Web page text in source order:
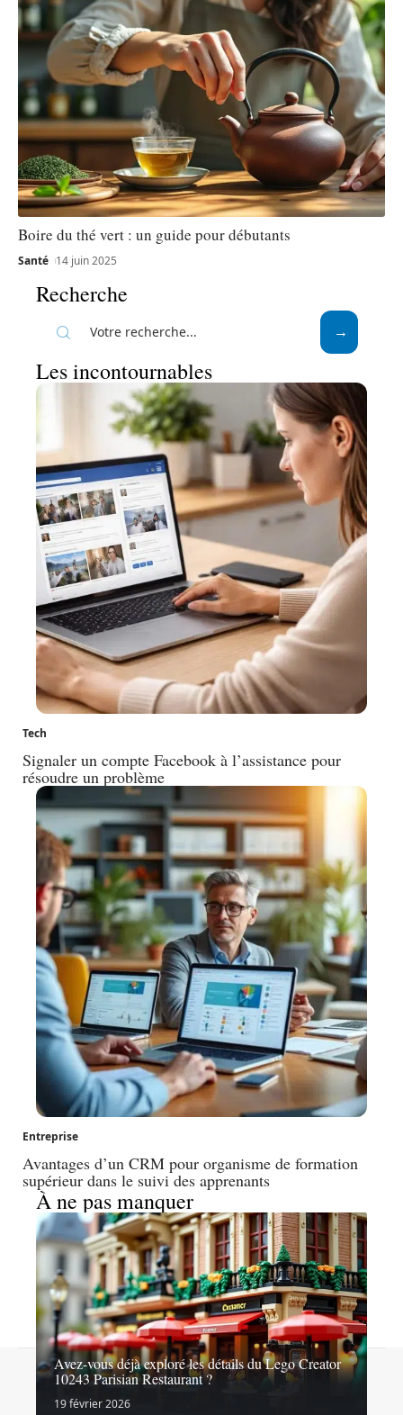
Boire du thé vert : un guide pour débutants
Santé 14 juin 2025
Recherche
Les incontournables
Tech
Signaler un compte Facebook à l’assistance pour
résoudre un problème
Entreprise
Avantages d’un CRM pour organisme de formation
supérieur dans le suivi des apprenants
À ne pas manquer
Avez-vous déjà exploré les détails du Lego Creator
10243 Parisian Restaurant ?
19 février 2026
Contact Mentions légales Sitemap